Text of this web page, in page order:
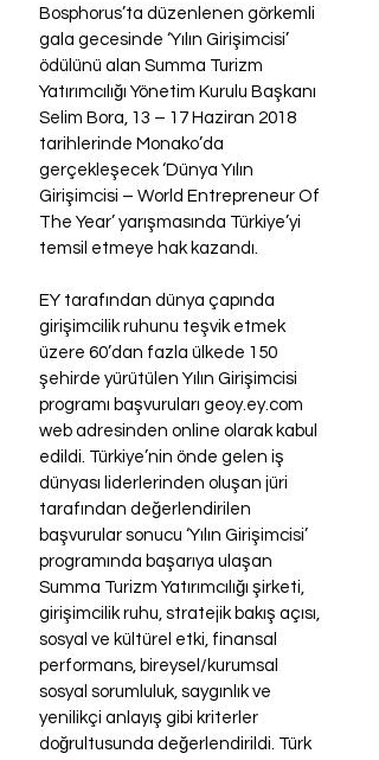
Bosphorus’ta düzenlenen görkemli
gala gecesinde ‘Yılın Girişimcisi’
ödülünü alan Summa Turizm
Yatırımcılığı Yönetim Kurulu Başkanı
Selim Bora, 13 – 17 Haziran 2018
tarihlerinde Monako’da
gerçekleşecek ‘Dünya Yılın
Girişimcisi – World Entrepreneur Of
The Year’ yarışmasında Türkiye’yi
temsil etmeye hak kazandı.
EY tarafından dünya çapında
girişimcilik ruhunu teşvik etmek
üzere 60’dan fazla ülkede 150
şehirde yürütülen Yılın Girişimcisi
programı başvuruları geoy.ey.com
web adresinden online olarak kabul
edildi. Türkiye’nin önde gelen iş
dünyası liderlerinden oluşan jüri
tarafından değerlendirilen
başvurular sonucu ‘Yılın Girişimcisi’
programında başarıya ulaşan
Summa Turizm Yatırımcılığı şirketi,
girişimcilik ruhu, stratejik bakış açısı,
sosyal ve kültürel etki, finansal
performans, bireysel/kurumsal
sosyal sorumluluk, saygınlık ve
yenilikçi anlayış gibi kriterler
doğrultusunda değerlendirildi. Türk